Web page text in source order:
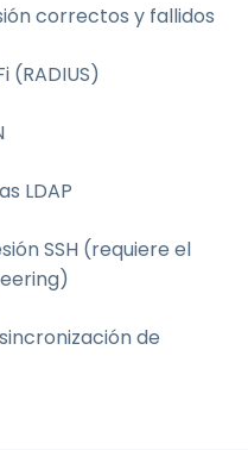
correctos y fallidos
(RADIUS)
LDAP
SSH (requiere el
de